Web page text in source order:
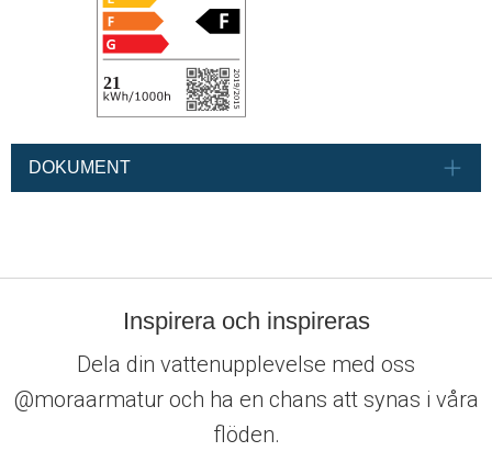
DOKUMENT
Inspirera och inspireras
Dela din vattenupplevelse med oss
@moraarmatur och ha en chans att synas i våra
flöden.